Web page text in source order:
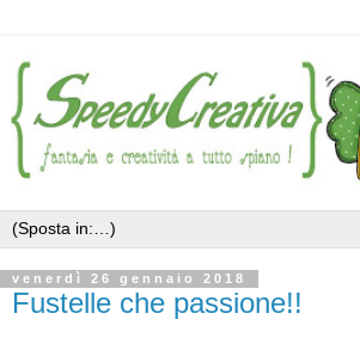
venerdì 26 gennaio 2018
Fustelle che passione!!